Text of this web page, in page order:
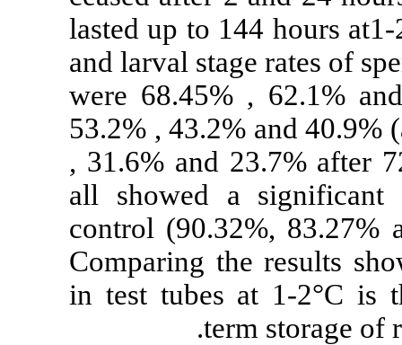
lasted up to
and larval
were 68.45%
53.2% ,
, 31.6% and
all showed
control
Comparing
in test tubes